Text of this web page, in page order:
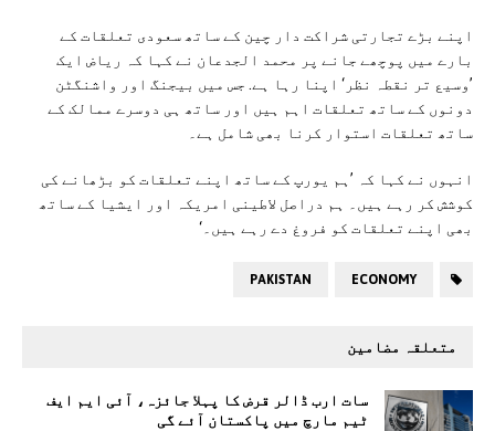
اپنے بڑے تجارتی شراکت دار چین کے ساتھ سعودی تعلقات کے
بارے میں پوچھے جانے پر محمد الجدعان نے کہا کہ ریاض ایک
’وسیع تر نقطہ نظر‘ اپنا رہا ہے. جس میں بیجنگ اور واشنگٹن
دونوں کے ساتھ تعلقات اہم ہیں اور ساتھ ہی دوسرے ممالک کے
ساتھ تعلقات استوار کرنا بھی شامل ہے۔
انہوں نے کہا کہ ’ہم یورپ کے ساتھ اپنے تعلقات کو بڑھانے کی
کوشش کر رہے ہیں۔ ہم دراصل لاطینی امریکہ اور ایشیا کے ساتھ
بھی اپنے تعلقات کو فروغ دے رہے ہیں۔‘
ECONOMY
PAKISTAN
متعلقہ مضامین
سات ارب ڈالر قرض کا پہلا جائزہ، آئی ایم ایف
ٹیم مارچ میں پاکستان آئے گی